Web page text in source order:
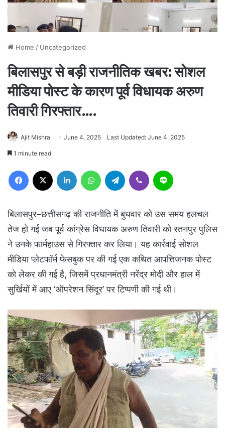
Home / Uncategorized
बिलासपुर से बड़ी राजनीतिक खबर: सोशल
मीडिया पोस्ट के कारण पूर्व विधायक अरुण
तिवारी गिरफ्तार….
Ajit Mishra June 4, 2025 Last Updated: June 4, 2025
1 minute read
Facebook LinkedIn WhatsAppTelegram Viber
बिलासपुर–छत्तीसगढ़ की राजनीति में बुधवार को उस समय हलचल
तेज हो गई जब पूर्व कांग्रेस विधायक अरुण तिवारी को रतनपुर पुलिस
ने उनके फार्महाउस से गिरफ्तार कर लिया। यह कार्रवाई सोशल
मीडिया प्लेटफॉर्म फेसबुक पर की गई एक कथित आपत्तिजनक पोस्ट
को लेकर की गई है, जिसमें प्रधानमंत्री नरेंद्र मोदी और हाल में
सुर्खियों में आए ‘ऑपरेशन सिंदूर’ पर टिप्पणी की गई थी।